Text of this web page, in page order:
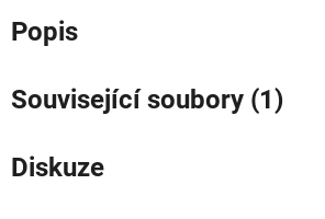
Popis
Související soubory (1)
Diskuze